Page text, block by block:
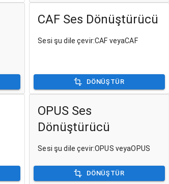
CAF Ses Dönüştürücü
Sesi şu dile çevir:CAF veyaCAF
DÖNÜŞTÜR
OPUS Ses
Dönüştürücü
Sesi şu dile çevir:OPUS veyaOPUS
DÖNÜŞTÜR